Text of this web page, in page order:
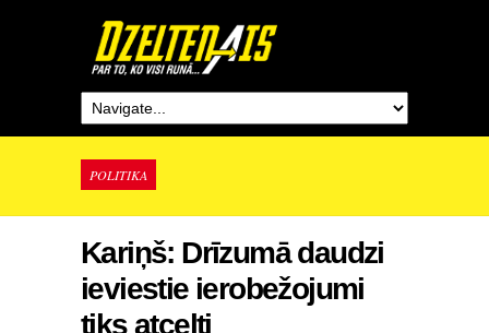
POLITIKA
Kariņš: Drīzumā daudzi
ieviestie ierobežojumi
tiks atcelti